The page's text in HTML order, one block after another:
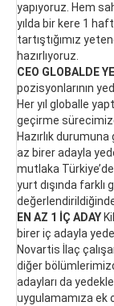
yapıyoruz. Hem
yılda bir kere 1
tartıştığımız
hazırlıyoruz.
CEO GLOBALDE
pozisyonlarının
Her yıl globalle
geçirme
Hazırlık
az birer adayla
mutlaka
yurt dışında farklı
EN AZ 1 İÇ ADAY
birer iç adayla
Novartis İlaç
diğer
adayları da
uygulamamıza ek